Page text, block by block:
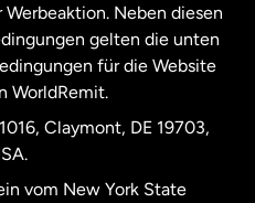
English
Neben diesen
gelten die unten
für die Website
WorldRemit.
Claymont, DE 19703,
vom New York State